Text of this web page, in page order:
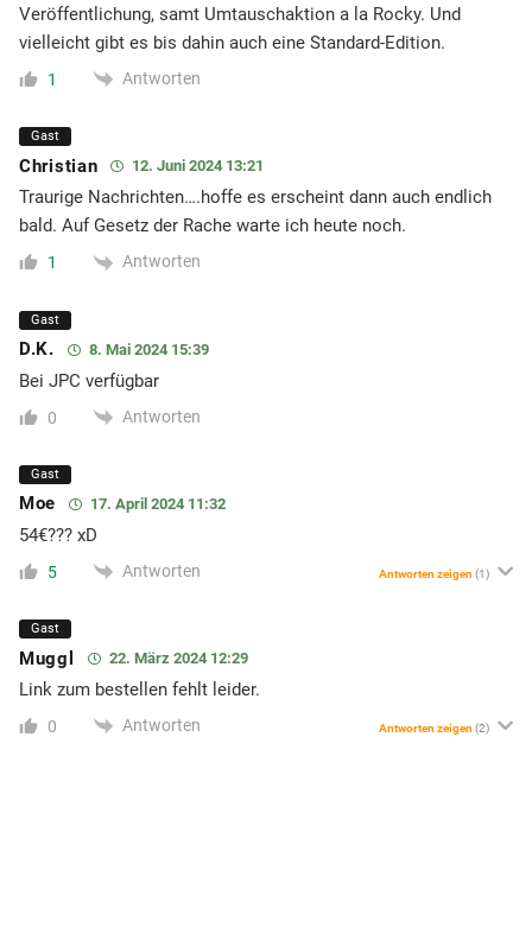
Veröffentlichung, samt Umtauschaktion a la Rocky. Und
vielleicht gibt es bis dahin auch eine Standard-Edition.
1 Antworten
Gast
Christian 12. Juni 2024 13:21
Traurige Nachrichten….hoffe es erscheint dann auch endlich
bald. Auf Gesetz der Rache warte ich heute noch.
1 Antworten
Gast
D.K. 8. Mai 2024 15:39
Bei JPC verfügbar
0 Antworten
Gast
Moe 17. April 2024 11:32
54€??? xD
5 Antworten Antworten zeigen (1)
Gast
Muggl 22. März 2024 12:29
Link zum bestellen fehlt leider.
0 Antworten Antworten zeigen (2)